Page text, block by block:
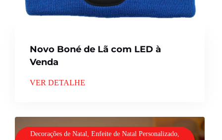
Novo Boné de Lã com LED à
Venda
VER DETALHE
Decorações de Natal, Enfeite de Natal Personalizado,